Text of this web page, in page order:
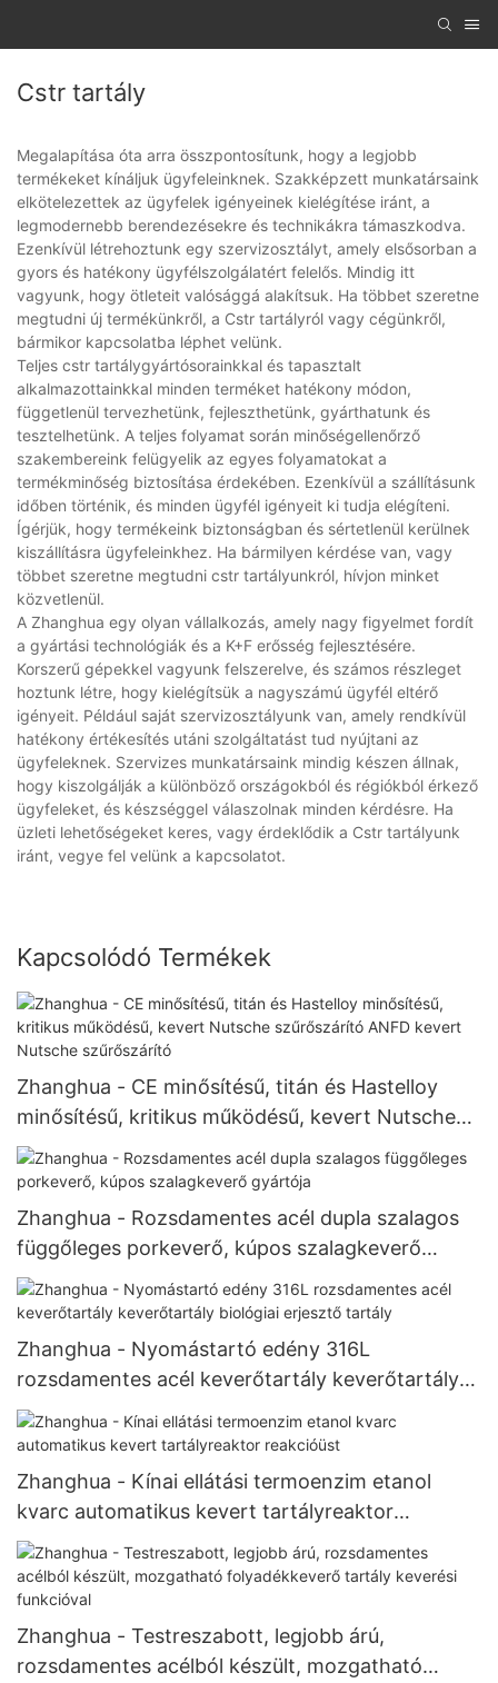
Cstr tartály
Megalapítása óta arra összpontosítunk, hogy a legjobb
termékeket kínáljuk ügyfeleinknek. Szakképzett munkatársaink
elkötelezettek az ügyfelek igényeinek kielégítése iránt, a
legmodernebb berendezésekre és technikákra támaszkodva.
Ezenkívül létrehoztunk egy szervizosztályt, amely elsősorban a
gyors és hatékony ügyfélszolgálatért felelős. Mindig itt
vagyunk, hogy ötleteit valósággá alakítsuk. Ha többet szeretne
megtudni új termékünkről, a Cstr tartályról vagy cégünkről,
bármikor kapcsolatba léphet velünk.
Teljes cstr tartálygyártósorainkkal és tapasztalt
alkalmazottainkkal minden terméket hatékony módon,
függetlenül tervezhetünk, fejleszthetünk, gyárthatunk és
tesztelhetünk. A teljes folyamat során minőségellenőrző
szakembereink felügyelik az egyes folyamatokat a
termékminőség biztosítása érdekében. Ezenkívül a szállításunk
időben történik, és minden ügyfél igényeit ki tudja elégíteni.
Ígérjük, hogy termékeink biztonságban és sértetlenül kerülnek
kiszállításra ügyfeleinkhez. Ha bármilyen kérdése van, vagy
többet szeretne megtudni cstr tartályunkról, hívjon minket
közvetlenül.
A Zhanghua egy olyan vállalkozás, amely nagy figyelmet fordít
a gyártási technológiák és a K+F erősség fejlesztésére.
Korszerű gépekkel vagyunk felszerelve, és számos részleget
hoztunk létre, hogy kielégítsük a nagyszámú ügyfél eltérő
igényeit. Például saját szervizosztályunk van, amely rendkívül
hatékony értékesítés utáni szolgáltatást tud nyújtani az
ügyfeleknek. Szervizes munkatársaink mindig készen állnak,
hogy kiszolgálják a különböző országokból és régiókból érkező
ügyfeleket, és készséggel válaszolnak minden kérdésre. Ha
üzleti lehetőségeket keres, vagy érdeklődik a Cstr tartályunk
iránt, vegye fel velünk a kapcsolatot.
Kapcsolódó Termékek
Zhanghua - CE minősítésű, titán és Hastelloy
minősítésű, kritikus működésű, kevert Nutsche
szűrőszárító ANFD kevert Nutsche szűrőszárító
Zhanghua - Rozsdamentes acél dupla szalagos
függőleges porkeverő, kúpos szalagkeverő
gyártója
Zhanghua - Nyomástartó edény 316L
rozsdamentes acél keverőtartály keverőtartály
biológiai erjesztő tartály
Zhanghua - Kínai ellátási termoenzim etanol
kvarc automatikus kevert tartályreaktor
reakcióüst
Zhanghua - Testreszabott, legjobb árú,
rozsdamentes acélból készült, mozgatható